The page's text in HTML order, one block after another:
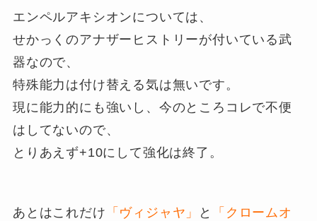
エンペルアキシオンについては、
せかっくのアナザーヒストリーが付いている武
器なので、
特殊能力は付け替える気は無いです。
現に能力的にも強いし、今のところコレで不便
はしてないので、
とりあえず+10にして強化は終了。
あとはこれだけ 「ヴィジャヤ」 と
「クロームオ